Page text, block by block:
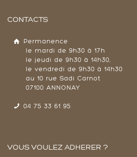
CONTACTS
Permanence
le mardi de 9h30 à 17h
le jeudi de 9h30 à 14h30,
le vendredi de 9h30 à 14h30
au 10 rue Sadi Carnot
07100 ANNONAY
04 75 33 61 95
VOUS VOULEZ ADHERER ?